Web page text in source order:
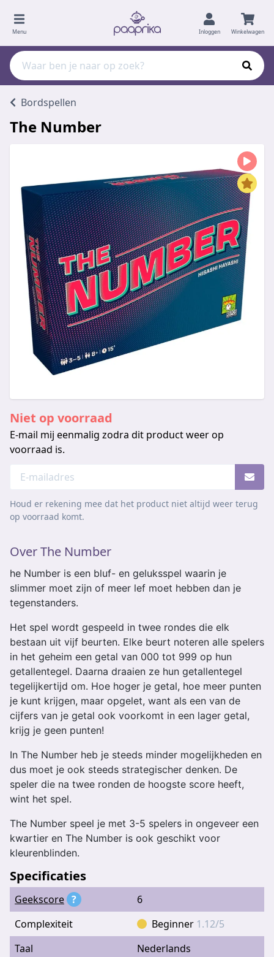
Menu Inloggen Winkelwagen
Bordspellen
The Number
Niet op voorraad
E-mail mij eenmalig zodra dit product weer op
voorraad is.
Houd er rekening mee dat het product niet altijd weer terug
op voorraad komt.
Over The Number
he Number is een bluf- en geluksspel waarin je
slimmer moet zijn of meer lef moet hebben dan je
tegenstanders.
Het spel wordt gespeeld in twee rondes die elk
bestaan uit vijf beurten. Elke beurt noteren alle spelers
in het geheim een getal van 000 tot 999 op hun
getallentegel. Daarna draaien ze hun getallentegel
tegelijkertijd om. Hoe hoger je getal, hoe meer punten
je kunt krijgen, maar opgelet, want als een van de
cijfers van je getal ook voorkomt in een lager getal,
krijg je geen punten!
In The Number heb je steeds minder mogelijkheden en
dus moet je ook steeds strategischer denken. De
speler die na twee ronden de hoogste score heeft,
wint het spel.
The Number speel je met 3-5 spelers in ongeveer een
kwartier en The Number is ook geschikt voor
kleurenblinden.
Specificaties
Geekscore ?
6
Complexiteit
Beginner 1.12/5
Taal
Nederlands